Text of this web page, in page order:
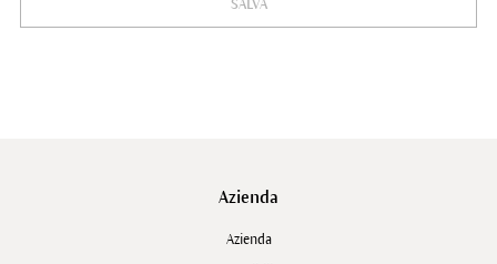
SALVA
Azienda
Azienda